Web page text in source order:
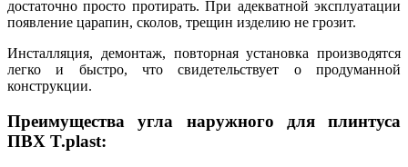
достаточно просто протирать. При адекватной эксплуатации
появление царапин, сколов, трещин изделию не грозит.
Инсталляция, демонтаж, повторная установка производятся
легко и быстро, что свидетельствует о продуманной
конструкции.
Преимущества угла наружного для плинтуса
ПВХ T.рlast: